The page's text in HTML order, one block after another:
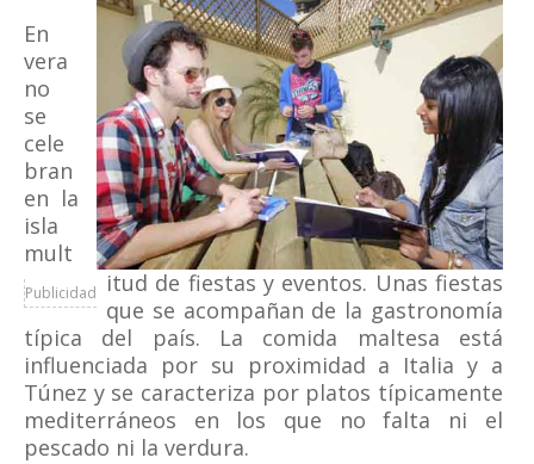
Publicidad
En
vera
no
se
cele
bran
en la
isla
mult
itud de fiestas y eventos. Unas fiestas
que se acompañan de la gastronomía
típica del país. La comida maltesa está
influenciada por su proximidad a Italia y a
Túnez y se caracteriza por platos típicamente
mediterráneos en los que no falta ni el
pescado ni la verdura.